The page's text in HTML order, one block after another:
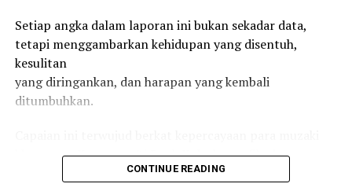
tahun 2028 mendatang. “Dan yang pasti tak ada
pungutan alias gratis. Jadi sangat mudah,” imbuhnya.
[adv/riv]
Post Views:
WhatsApp 0 Facebook 0
Setiap angka dalam laporan ini bukan sekadar data,
tetapi menggambarkan kehidupan yang disentuh,
kesulitan
yang diringankan, dan harapan yang kembali
ditumbuhkan.
khususnya Karyawan/ti Bank Kalsel, munfik, dan
donatur yang telah menitipkan zakat, infak, serta
CONTINUE READING